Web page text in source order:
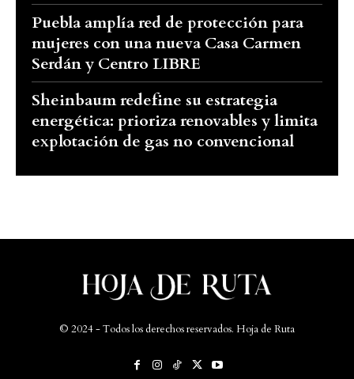
Puebla amplía red de protección para
mujeres con una nueva Casa Carmen
Serdán y Centro LIBRE
Sheinbaum redefine su estrategia
energética: prioriza renovables y limita
explotación de gas no convencional
© 2024 - Todos los derechos reservados. Hoja de Ruta